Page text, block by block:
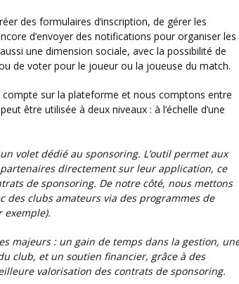
d’envoyer des notifications pour organiser les
une dimension sociale, avec la possibilité de
de voter pour le joueur ou la joueuse du match.
être utilisée à deux niveaux : à l’échelle d’une
volet dédié au sponsoring. L’outil permet aux
directement sur leur application, ce
de sponsoring. De notre côté, nous mettons
des clubs amateurs via des programmes de
exemple).
club, et un soutien financier, grâce à des
valorisation des contrats de sponsoring.